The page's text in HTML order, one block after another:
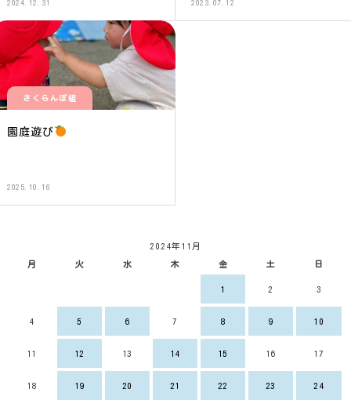
2024.12.31 2023.07.12
さくらんぼ組
園庭遊び
2025.10.16
2024年11月
月 火 水 木 金 土 日
1 2 3
4 5 6 7 8 9 10
11 12 13 14 15 16 17
18 19 20 21 22 23 24